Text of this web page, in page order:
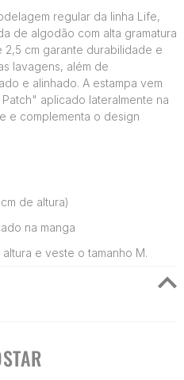
regular da linha Life,
de algodão com alta gramatura
cm garante durabilidade e
lavagens, além de
e alinhado. A estampa vem
aplicado lateralmente na
e complementa o design
de altura)
na manga
e veste o tamanho M.